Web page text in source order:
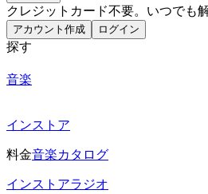
クレジットカード不要。いつでも
アカウント作成 ログイン
探す
音楽
インストア
料金音楽カタログ
インストアラジオ